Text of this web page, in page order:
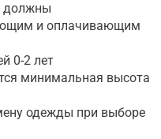
должны
и оплачивающим
0-2 лет
минимальная высота
одежды при выборе